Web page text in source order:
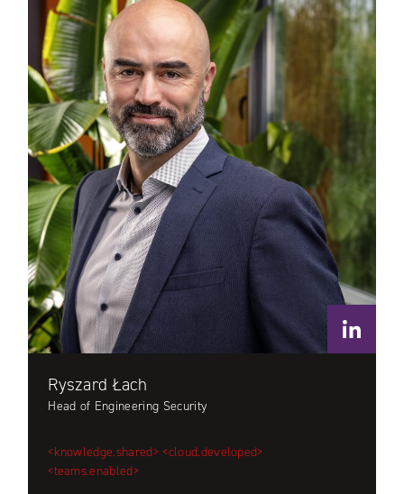
Ryszard Łach
Head of Engineering Security
<knowledge.shared> <cloud.developed>
<teams.enabled>